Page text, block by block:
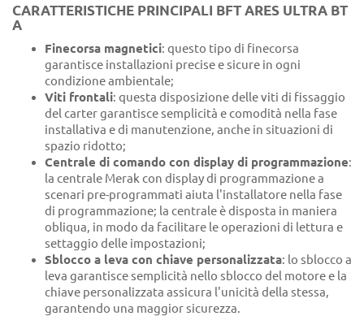
CARATTERISTICHE PRINCIPALI BFT ARES ULTRA BT
A
Finecorsa magnetici: questo tipo di finecorsa
garantisce installazioni precise e sicure in ogni
condizione ambientale;
Viti frontali: questa disposizione delle viti di fissaggio
del carter garantisce semplicità e comodità nella fase
installativa e di manutenzione, anche in situazioni di
spazio ridotto;
Centrale di comando con display di programmazione:
la centrale Merak con display di programmazione a
scenari pre-programmati aiuta l'installatore nella fase
di programmazione; la centrale è disposta in maniera
obliqua, in modo da facilitare le operazioni di lettura e
settaggio delle impostazioni;
Sblocco a leva con chiave personalizzata: lo sblocco a
leva garantisce semplicità nello sblocco del motore e la
chiave personalizzata assicura l'unicità della stessa,
garantendo una maggior sicurezza.